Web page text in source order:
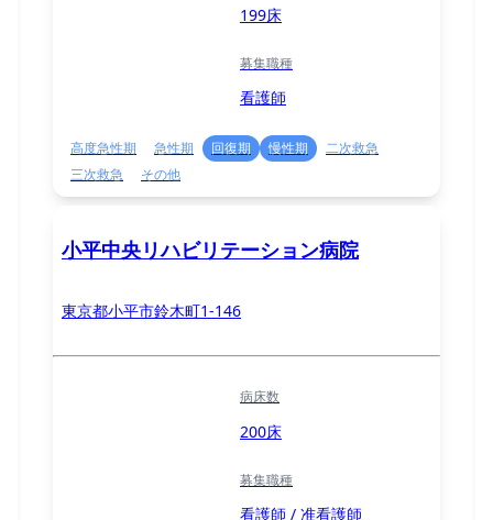
199床
募集職種
看護師
高度急性期 急性期 回復期 慢性期
二次救急
三次救急
その他
小平中央リハビリテーション病院
東京都小平市鈴木町1-146
病床数
200床
募集職種
看護師 / 准看護師